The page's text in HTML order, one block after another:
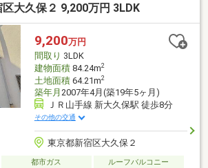
大久保２ 9,200万円 3LDK
9,200万円
間取り 3LDK
建物面積84.24m2
土地面積64.21m2
築年月 2007年4月(築19年5ヶ月)
ＪＲ山手線 新大久保駅 徒歩8分
その他の交通
東京都新宿区大久保２
都市ガス
ルーフバルコニー